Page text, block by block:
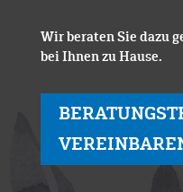
Wir beraten Sie dazu
bei Ihnen zu Hause.